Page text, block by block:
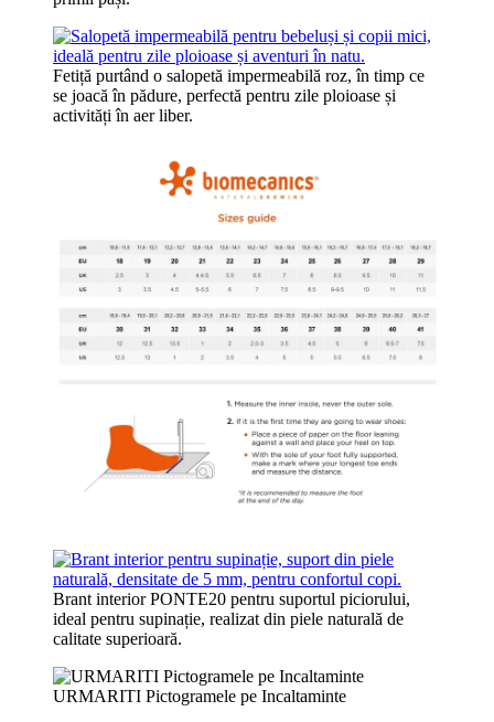
Fetiță purtând o salopetă impermeabilă roz, în timp ce
se joacă în pădure, perfectă pentru zile ploioase și
activități în aer liber.
Brant interior PONTE20 pentru suportul piciorului,
ideal pentru supinație, realizat din piele naturală de
calitate superioară.
URMARITI Pictogramele pe Incaltaminte